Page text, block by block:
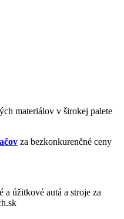
materiálov v širokej palete
za bezkonkurenčné ceny
a úžitkové autá a stroje za